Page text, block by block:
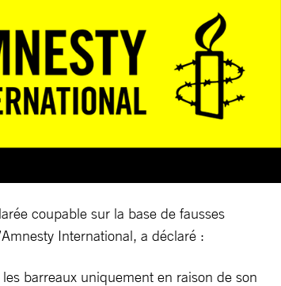
coupable sur la base de fausses
International, a déclaré :
barreaux uniquement en raison de son